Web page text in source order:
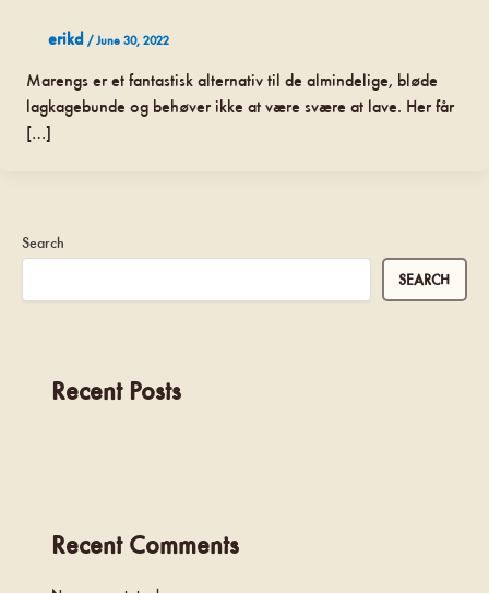
erikd /June 30, 2022
Marengs er et fantastisk alternativ til de almindelige, bløde
lagkagebunde og behøver ikke at være svære at lave. Her får
[…]
Search
SEARCH
Recent Posts
Recent Comments